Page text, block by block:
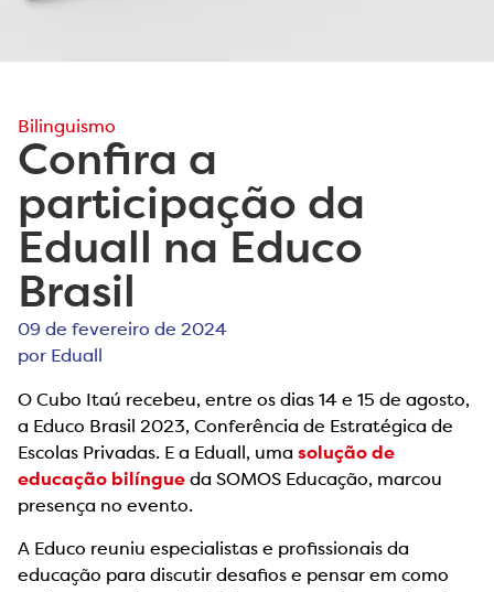
Bilinguismo
Confira a
participação da
Eduall na Educo
Brasil
09 de fevereiro de 2024
por Eduall
O Cubo Itaú recebeu, entre os dias 14 e 15 de agosto,
a Educo Brasil 2023, Conferência de Estratégica de
Escolas Privadas. E a Eduall, uma solução de
educação bilíngue da SOMOS Educação, marcou
presença no evento.
A Educo reuniu especialistas e profissionais da
educação para discutir desafios e pensar em como